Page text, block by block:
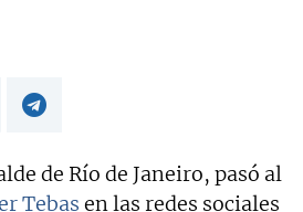
de Río de Janeiro, pasó al
Tebas en las redes sociales